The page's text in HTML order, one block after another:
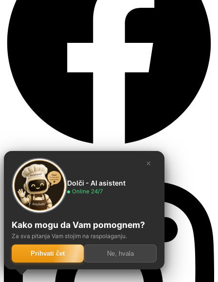
Instagram ×
Dolči - AI asistent
Online 24/7
Kako mogu da Vam pomognem?
Za sva pitanja Vam stojim na raspolaganju.
Prihvati čet Ne, hvala